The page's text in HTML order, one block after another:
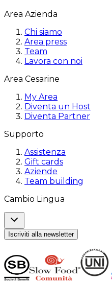
Area Azienda
Chi siamo
Area press
Team
Lavora con noi
Area Cesarine
My Area
Diventa un Host
Diventa Partner
Supporto
Assistenza
Gift cards
Aziende
Team building
Cambio Lingua
Iscriviti alla newsletter